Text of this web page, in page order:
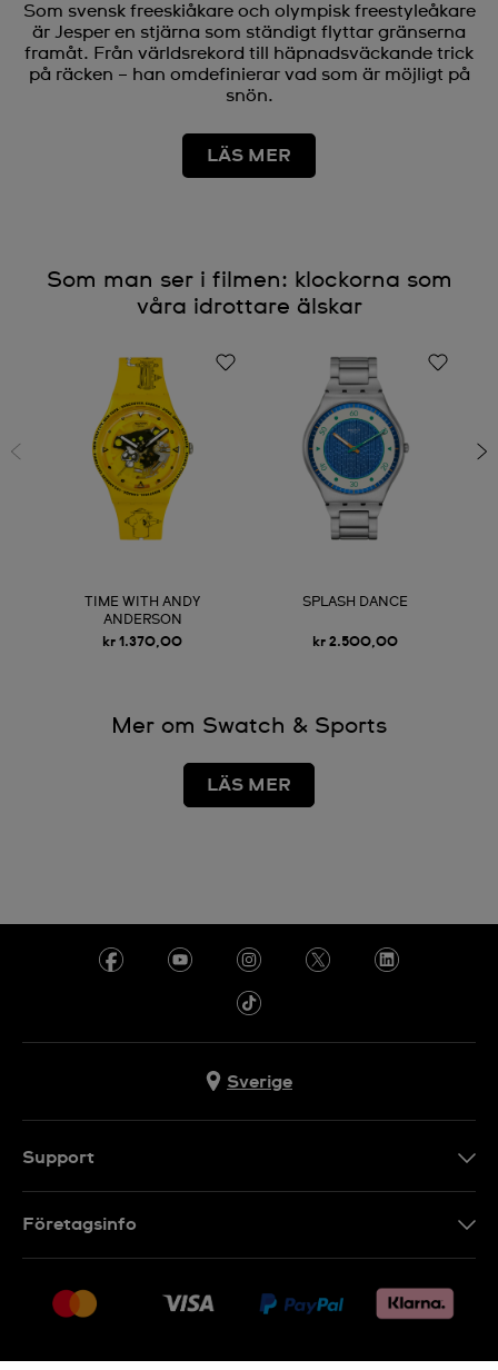
Som svensk freeskiåkare och olympisk freestyleåkare
är Jesper en stjärna som ständigt flyttar gränserna
framåt. Från världsrekord till häpnadsväckande trick
på räcken – han omdefinierar vad som är möjligt på
snön.
LÄS MER
Som man ser i filmen: klockorna som
våra idrottare älskar
TIME WITH ANDY
ANDERSON
kr 1.370,00
SPLASH DANCE
kr 2.500,00
Mer om Swatch & Sports
LÄS MER
Sverige
Support
Returer
Försäljningsvillkor
Företagsinfo
Jobs